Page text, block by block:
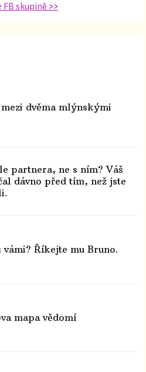
FB skupině >>
dvěma mlýnskými
partnera, ne s ním? Váš
dávno před tím, než jste
vámi? Říkejte mu Bruno.
mapa vědomí